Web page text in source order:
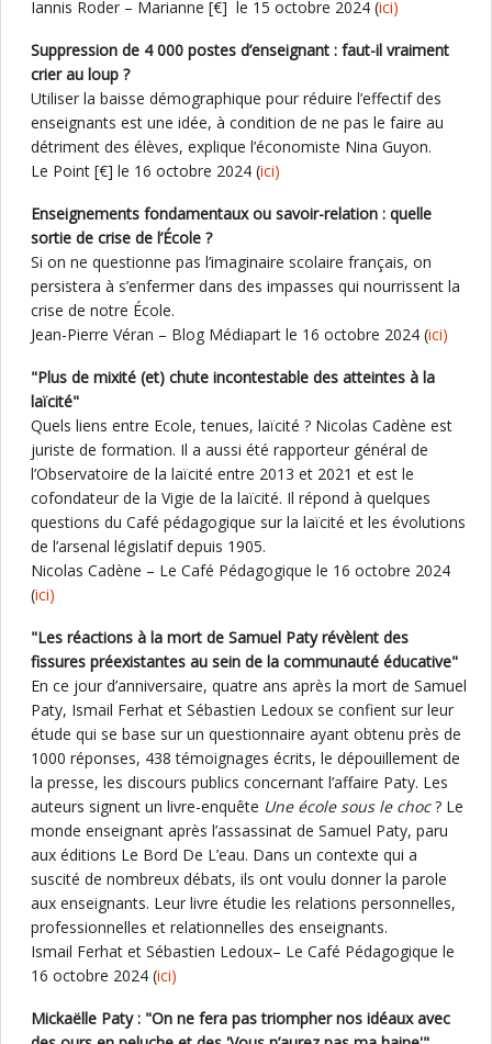
Iannis Roder – Marianne [€] le 15 octobre 2024 (ici)
Suppression de 4 000 postes d’enseignant : faut-il vraiment
crier au loup ?
Utiliser la baisse démographique pour réduire l’effectif des
enseignants est une idée, à condition de ne pas le faire au
détriment des élèves, explique l’économiste Nina Guyon.
Le Point [€] le 16 octobre 2024 (ici)
Enseignements fondamentaux ou savoir-relation : quelle
sortie de crise de l’École ?
Si on ne questionne pas l’imaginaire scolaire français, on
persistera à s’enfermer dans des impasses qui nourrissent la
crise de notre École.
Jean-Pierre Véran – Blog Médiapart le 16 octobre 2024 (ici)
"Plus de mixité (et) chute incontestable des atteintes à la
laïcité"
Quels liens entre Ecole, tenues, laïcité ? Nicolas Cadène est
juriste de formation. Il a aussi été rapporteur général de
l’Observatoire de la laïcité entre 2013 et 2021 et est le
cofondateur de la Vigie de la laïcité. Il répond à quelques
questions du Café pédagogique sur la laïcité et les évolutions
de l’arsenal législatif depuis 1905.
Nicolas Cadène – Le Café Pédagogique le 16 octobre 2024
(ici)
"Les réactions à la mort de Samuel Paty révèlent des
fissures préexistantes au sein de la communauté éducative"
En ce jour d’anniversaire, quatre ans après la mort de Samuel
Paty, Ismail Ferhat et Sébastien Ledoux se confient sur leur
étude qui se base sur un questionnaire ayant obtenu près de
1000 réponses, 438 témoignages écrits, le dépouillement de
la presse, les discours publics concernant l’affaire Paty. Les
auteurs signent un livre-enquête Une école sous le choc? Le
monde enseignant après l’assassinat de Samuel Paty, paru
aux éditions Le Bord De L’eau. Dans un contexte qui a
suscité de nombreux débats, ils ont voulu donner la parole
aux enseignants. Leur livre étudie les relations personnelles,
professionnelles et relationnelles des enseignants.
Ismail Ferhat et Sébastien Ledoux– Le Café Pédagogique le
16 octobre 2024 (ici)
Mickaëlle Paty : "On ne fera pas triompher nos idéaux avec